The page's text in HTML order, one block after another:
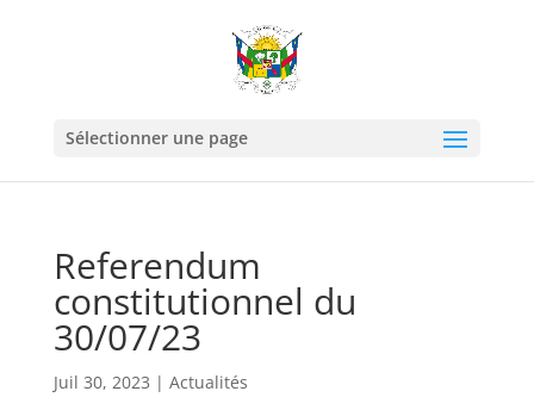
Sélectionner une page
Referendum
constitutionnel du
30/07/23
Juil 30, 2023 | Actualités